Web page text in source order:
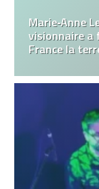
Marie‑Anne
visionnaire a
France la